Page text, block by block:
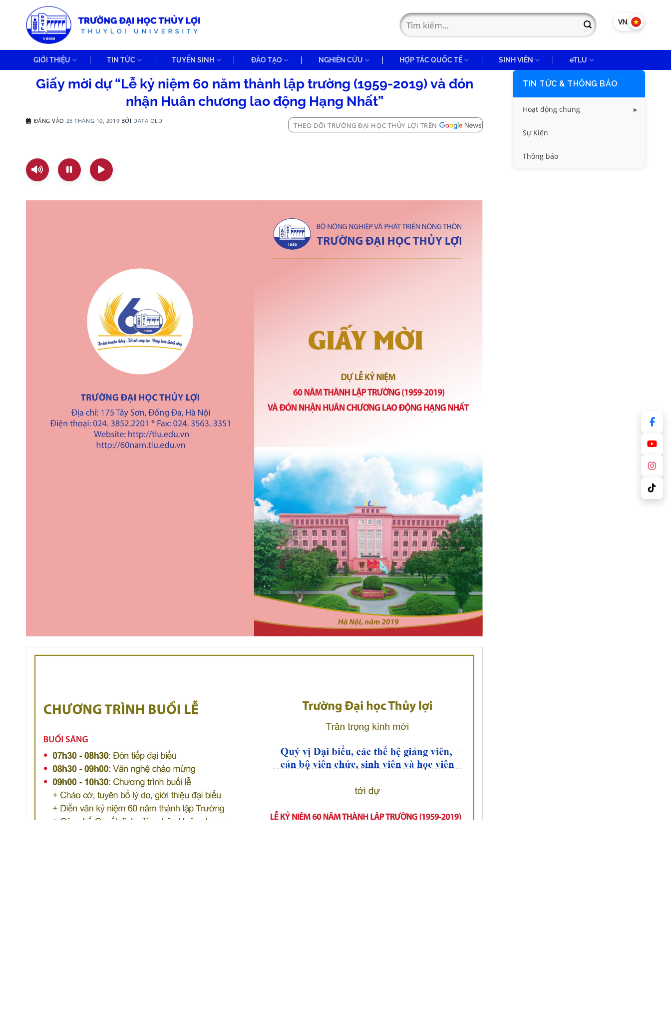
VN EN
GIỚI THIỆU TIN TỨC TUYỂN SINH ĐÀO TẠO NGHIÊN CỨU HỢP TÁC QUỐC TẾ SINH VIÊN eTLU
Giấy mời dự “Lễ kỷ niệm 60 năm thành lập trường (1959-2019) và đón
nhận Huân chương lao động Hạng Nhất”
ĐĂNG VÀO 25 THÁNG 10, 2019 BỞI DATA OLD
THEO DÕI TRƯỜNG ĐẠI HỌC THỦY LỢI TRÊN
TIN TỨC & THÔNG BÁO
Hoạt động chung
Tin công tác sinh viên
Tin đào tạo
Sự Kiện
Thông báo